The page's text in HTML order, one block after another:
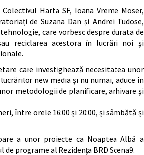
Harta SF, Ioana Vreme Moser,
de Suzana Dan și Andrei Tudose,
care vorbesc despre durata de
reciclarea acestora în lucrări noi și
care investighează necesitatea unor
new media și nu numai, aduce în
metodologii de planificare, arhivare și
între orele 16:00 și 20:00, și sâmbătă și
a unor proiecte ca Noaptea Albă a
programe al Rezidența BRD Scena9.